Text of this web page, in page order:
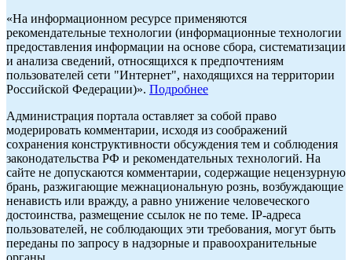
«На информационном ресурсе применяются
рекомендательные технологии (информационные технологии
предоставления информации на основе сбора, систематизации
и анализа сведений, относящихся к предпочтениям
пользователей сети "Интернет", находящихся на территории
Российской Федерации)». Подробнее
Администрация портала оставляет за собой право
модерировать комментарии, исходя из соображений
сохранения конструктивности обсуждения тем и соблюдения
законодательства РФ и рекомендательных технологий. На
сайте не допускаются комментарии, содержащие нецензурную
брань, разжигающие межнациональную рознь, возбуждающие
ненависть или вражду, а равно унижение человеческого
достоинства, размещение ссылок не по теме. IP-адреса
пользователей, не соблюдающих эти требования, могут быть
переданы по запросу в надзорные и правоохранительные